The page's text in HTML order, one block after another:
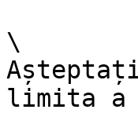
\
limita a